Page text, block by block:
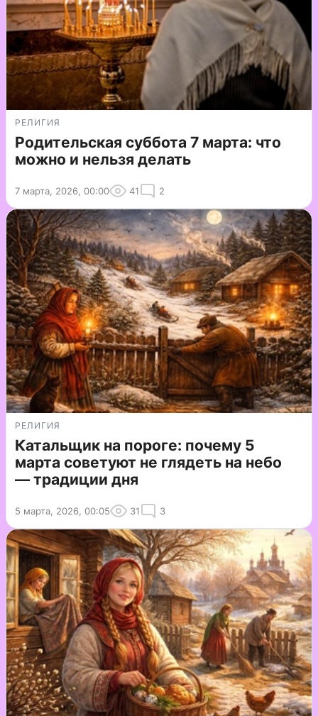
РЕЛИГИЯ
Родительская суббота 7 марта: что
можно и нельзя делать
7 марта, 2026, 00:00 41 2
РЕЛИГИЯ
Катальщик на пороге: почему 5
марта советуют не глядеть на небо
— традиции дня
5 марта, 2026, 00:05 31 3